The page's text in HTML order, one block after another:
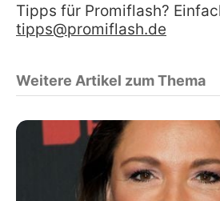
Tipps für Promiflash?
tipps@promiflash.de
Weitere Artikel zum Thema